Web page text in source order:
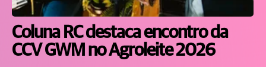
Coluna RC destaca encontro da
CCV GWM no Agroleite 2026